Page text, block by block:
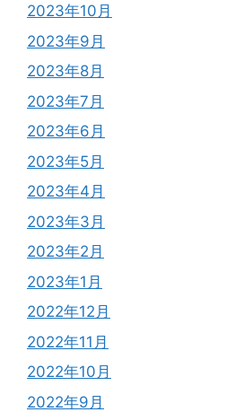
2023年10月
2023年9月
2023年8月
2023年7月
2023年6月
2023年5月
2023年4月
2023年3月
2023年2月
2023年1月
2022年12月
2022年11月
2022年10月
2022年9月